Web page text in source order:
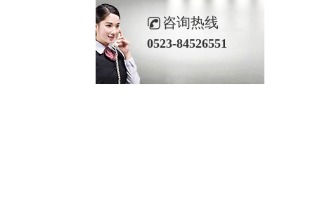
咨询热线
0523-84526551